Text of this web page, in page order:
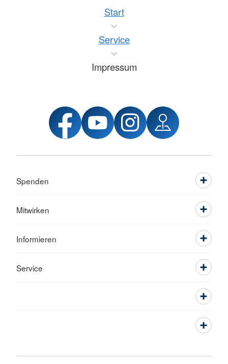
Start
Service
Impressum
Spenden
Mitwirken
Informieren
Service